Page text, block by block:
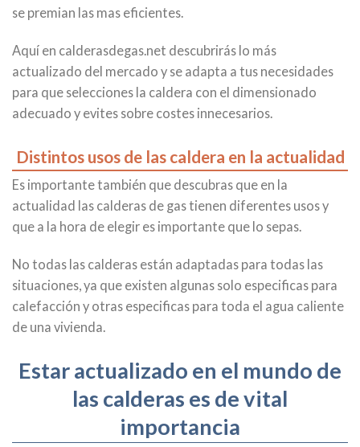
se premian las mas eficientes.
Aquí en calderasdegas.net descubrirás lo más
actualizado del mercado y se adapta a tus necesidades
para que selecciones la caldera con el dimensionado
adecuado y evites sobre costes innecesarios.
Distintos usos de las caldera en la actualidad
Es importante también que descubras que en la
actualidad las calderas de gas tienen diferentes usos y
que a la hora de elegir es importante que lo sepas.
No todas las calderas están adaptadas para todas las
situaciones, ya que existen algunas solo especificas para
calefacción y otras especificas para toda el agua caliente
de una vivienda.
Estar actualizado en el mundo de
las calderas es de vital
importancia